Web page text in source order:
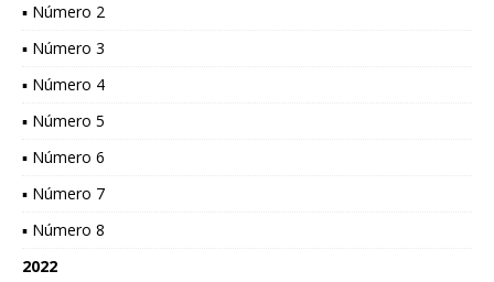
▪ Número 2
▪ Número 3
▪ Número 4
▪ Número 5
▪ Número 6
▪ Número 7
▪ Número 8
2022